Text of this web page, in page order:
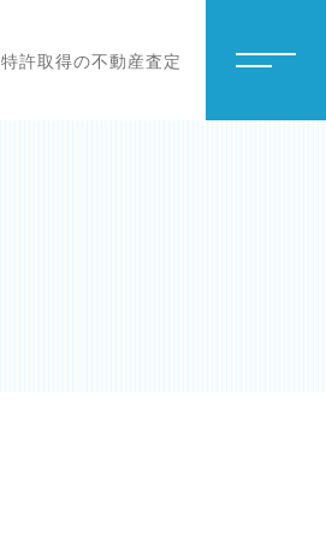
特許取得の不動産査定